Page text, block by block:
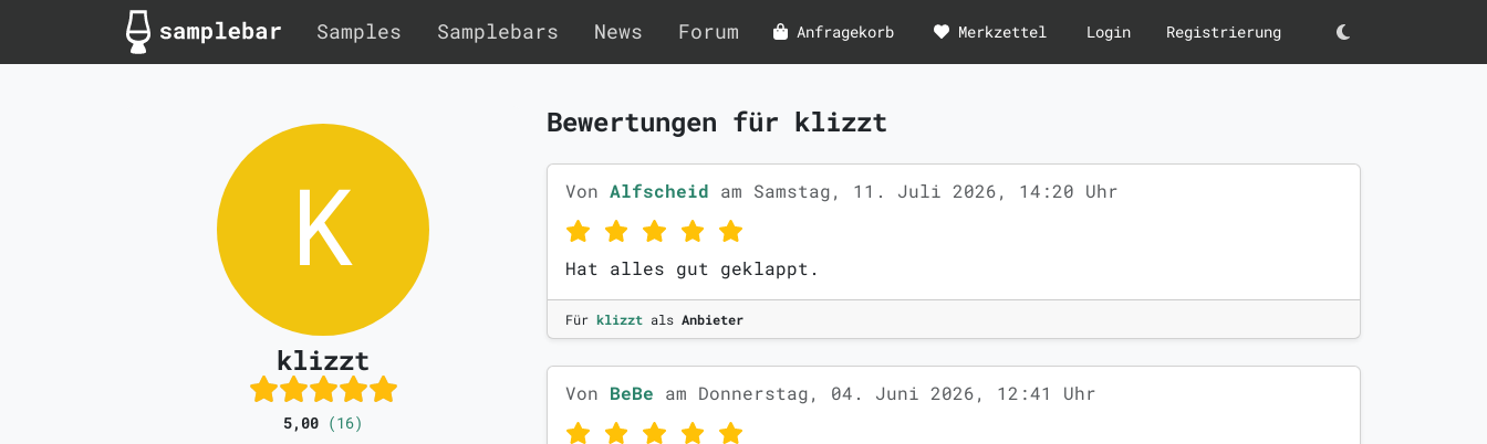
Samples Samplebars News Forum Anfragekorb Merkzettel Login Registrierung Darkmode
klizzt
5,00 (16)
Bewertungen für klizzt
Von Alfscheid am Samstag, 11. Juli 2026, 14:20 Uhr
Hat alles gut geklappt.
Für klizzt als Anbieter
Von BeBe am Donnerstag, 04. Juni 2026, 12:41 Uhr